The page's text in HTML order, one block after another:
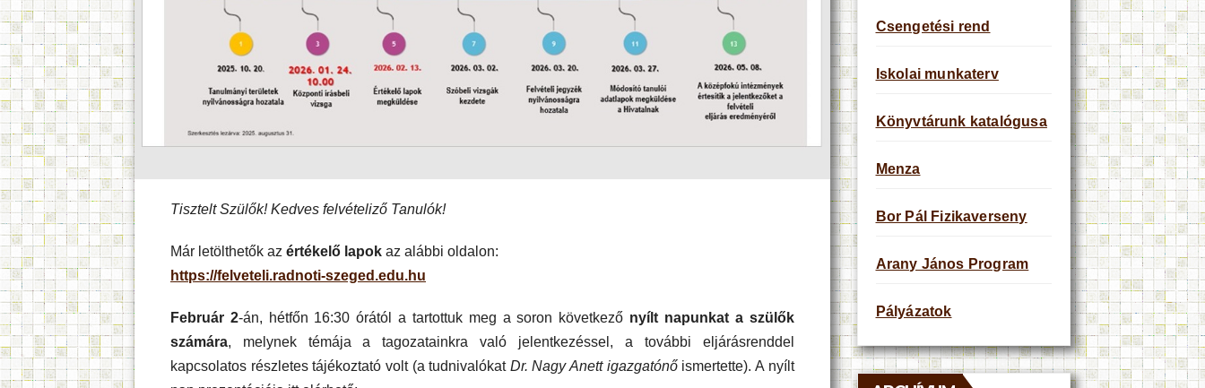
Tisztelt Szülők! Kedves felvételiző Tanulók!
Már letölthetők az értékelő lapok az alábbi oldalon:
https://felveteli.radnoti-szeged.edu.hu
Február 2-án, hétfőn 16:30 órától a tartottuk meg a soron következő nyílt napunkat a szülők
számára, melynek témája a tagozatainkra való jelentkezéssel, a további eljárásrenddel
kapcsolatos részletes tájékoztató volt (a tudnivalókat Dr. Nagy Anett igazgatónőismertette). A nyílt
Csengetési rend
Iskolai munkaterv
Könyvtárunk katalógusa
Menza
Bor Pál Fizikaverseny
Arany János Program
Pályázatok